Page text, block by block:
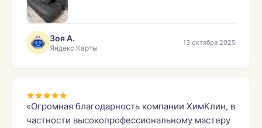
мебели нуждаются в мойке. Благодарю данную
компанию, Кирилла лично и рекомендую всем,
кому нужно качественное очищение
пространства.»
Зоя А.
Яндекс.Карты
13 октября 2025
«Огромная благодарность компании ХимКлин, в
частности высокопрофессиональному мастеру